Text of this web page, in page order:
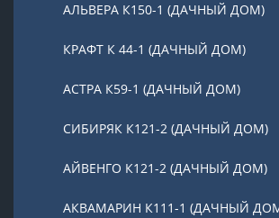
АЛЬВЕРА К150-1 (ДАЧНЫЙ ДОМ)
КРАФТ К 44-1 (ДАЧНЫЙ ДОМ)
АСТРА К59-1 (ДАЧНЫЙ ДОМ)
СИБИРЯК К121-2 (ДАЧНЫЙ ДОМ)
АЙВЕНГО К121-2 (ДАЧНЫЙ ДОМ)
АКВАМАРИН К111-1 (ДАЧНЫЙ